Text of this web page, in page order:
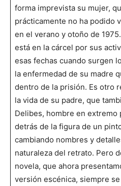
forma imprevista su mujer,
prácticamente no ha podido
en el verano y otoño de
está en la cárcel por sus
esas fechas cuando surgen
la enfermedad de su madre
dentro de la prisión. Es otro
la vida de su padre, que
Delibes, hombre en extremo
detrás de la figura de un
cambiando nombres y
naturaleza del retrato. Pero
novela, que ahora
versión escénica, siempre